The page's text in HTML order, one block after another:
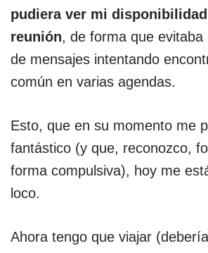
pudiera ver mi
reunión, de forma que evitaba
de mensajes intentando
común en varias agendas.
Esto, que en su momento me
fantástico (y que, reconozco,
forma compulsiva), hoy me
loco.
Ahora tengo que viajar